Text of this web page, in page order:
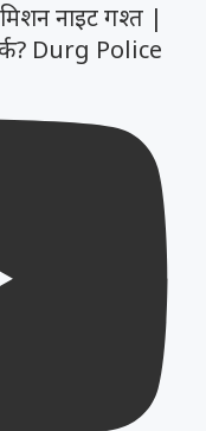
नाइट गश्त |
Durg Police